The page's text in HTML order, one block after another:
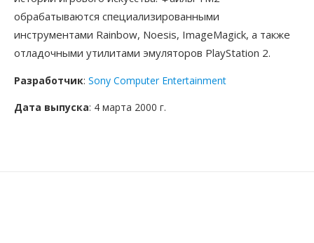
обрабатываются специализированными
инструментами Rainbow, Noesis, ImageMagick, а также
отладочными утилитами эмуляторов PlayStation 2.
Разработчик: Sony Computer Entertainment
Дата выпуска: 4 марта 2000 г.